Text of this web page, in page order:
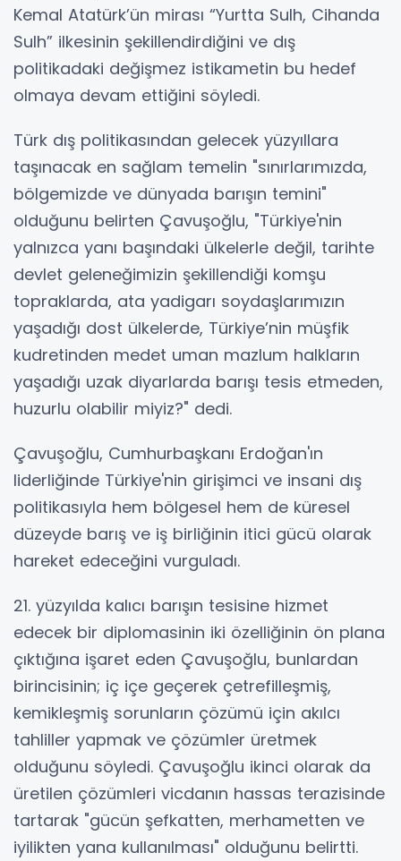
Kemal Atatürk’ün mirası “Yurtta Sulh, Cihanda
Sulh” ilkesinin şekillendirdiğini ve dış
politikadaki değişmez istikametin bu hedef
olmaya devam ettiğini söyledi.
Türk dış politikasından gelecek yüzyıllara
taşınacak en sağlam temelin "sınırlarımızda,
bölgemizde ve dünyada barışın temini"
olduğunu belirten Çavuşoğlu, "Türkiye'nin
yalnızca yanı başındaki ülkelerle değil, tarihte
devlet geleneğimizin şekillendiği komşu
topraklarda, ata yadigarı soydaşlarımızın
yaşadığı dost ülkelerde, Türkiye’nin müşfik
kudretinden medet uman mazlum halkların
yaşadığı uzak diyarlarda barışı tesis etmeden,
huzurlu olabilir miyiz?" dedi.
Çavuşoğlu, Cumhurbaşkanı Erdoğan'ın
liderliğinde Türkiye'nin girişimci ve insani dış
politikasıyla hem bölgesel hem de küresel
düzeyde barış ve iş birliğinin itici gücü olarak
hareket edeceğini vurguladı.
21. yüzyılda kalıcı barışın tesisine hizmet
edecek bir diplomasinin iki özelliğinin ön plana
çıktığına işaret eden Çavuşoğlu, bunlardan
birincisinin; iç içe geçerek çetrefilleşmiş,
kemikleşmiş sorunların çözümü için akılcı
tahliller yapmak ve çözümler üretmek
olduğunu söyledi. Çavuşoğlu ikinci olarak da
üretilen çözümleri vicdanın hassas terazisinde
tartarak "gücün şefkatten, merhametten ve
iyilikten yana kullanılması" olduğunu belirtti.